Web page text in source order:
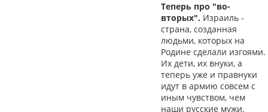
Теперь про "во-
вторых". Израиль -
страна, созданная
людьми, которых на
Родине сделали изгоями.
Их дети, их внуки, а
теперь уже и правнуки
идут в армию совсем с
иным чувством, чем
наши русские мужи.